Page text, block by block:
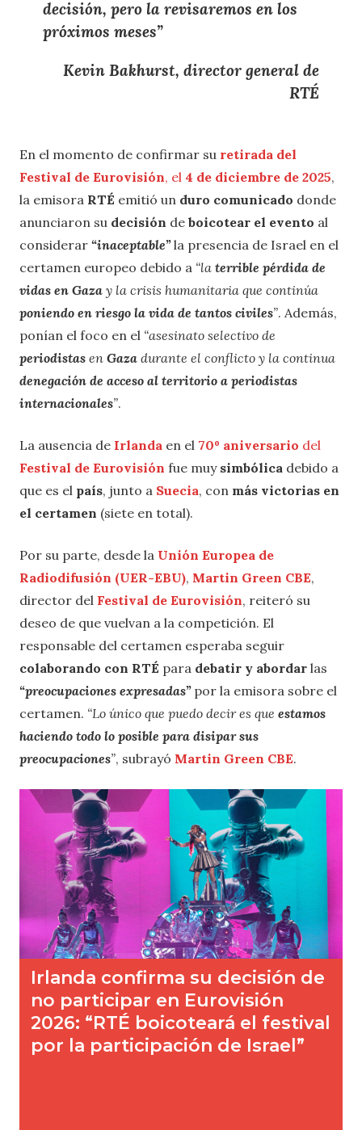
decisión, pero la revisaremos en los
próximos meses”
Kevin Bakhurst, director general de
RTÉ
En el momento de confirmar su retirada del
Festival de Eurovisión, el 4 de diciembre de 2025,
la emisora RTÉ emitió un duro comunicado donde
anunciaron su decisión de boicotear el evento al
considerar “inaceptable”la presencia de Israel en el
certamen europeo debido a “la terrible pérdida de
vidas en Gaza y la crisis humanitaria que continúa
poniendo en riesgo la vida de tantos civiles”. Además,
ponían el foco en el “asesinato selectivo de
periodistas en Gaza durante el conflicto y la continua
denegación de acceso al territorio a periodistas
internacionales”.
La ausencia de Irlanda en el 70º aniversario del
Festival de Eurovisión fue muy simbólica debido a
que es el país, junto a Suecia, con más victorias en
el certamen (siete en total).
Por su parte, desde la Unión Europea de
Radiodifusión (UER-EBU), Martin Green CBE,
director del Festival de Eurovisión, reiteró su
deseo de que vuelvan a la competición. El
responsable del certamen esperaba seguir
colaborando con RTÉ para debatir y abordar las
“preocupaciones expresadas”por la emisora ​​sobre el
certamen. “Lo único que puedo decir es que estamos
haciendo todo lo posible para disipar sus
preocupaciones”, subrayó Martin Green CBE.